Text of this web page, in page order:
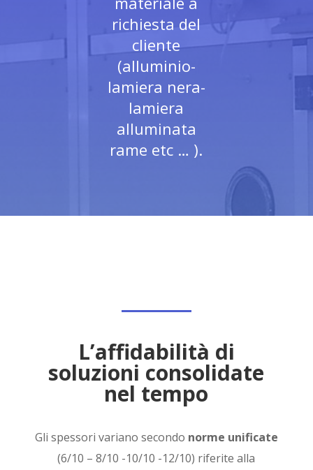
richiesta del
cliente
(alluminio-
lamiera nera-
lamiera
alluminata
rame etc … ).
L’affidabilità di
soluzioni consolidate
nel tempo
Gli spessori variano secondo norme unificate
(6/10 – 8/10 -10/10 -12/10) riferite alla